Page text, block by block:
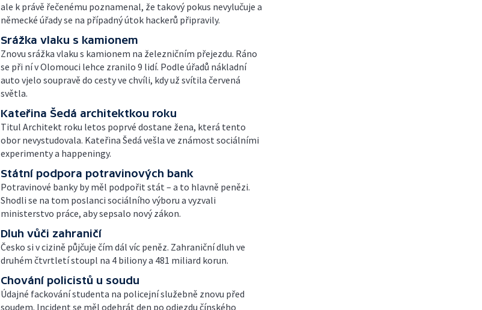
ale k právě řečenému poznamenal, že takový pokus nevylučuje a
německé úřady se na případný útok hackerů připravily.
Srážka vlaku s kamionem
Znovu srážka vlaku s kamionem na železničním přejezdu. Ráno
se při ní v Olomouci lehce zranilo 9 lidí. Podle úřadů nákladní
auto vjelo soupravě do cesty ve chvíli, kdy už svítila červená
světla.
Kateřina Šedá architektkou roku
Titul Architekt roku letos poprvé dostane žena, která tento
obor nevystudovala. Kateřina Šedá vešla ve známost sociálními
experimenty a happeningy.
Státní podpora potravinových bank
Potravinové banky by měl podpořit stát – a to hlavně penězi.
Shodli se na tom poslanci sociálního výboru a vyzvali
ministerstvo práce, aby sepsalo nový zákon.
Dluh vůči zahraničí
Česko si v cizině půjčuje čím dál víc peněz. Zahraniční dluh ve
druhém čtvrtletí stoupl na 4 biliony a 481 miliard korun.
Chování policistů u soudu
Údajné fackování studenta na policejní služebně znovu před
soudem. Incident se měl odehrát den po odjezdu čínského